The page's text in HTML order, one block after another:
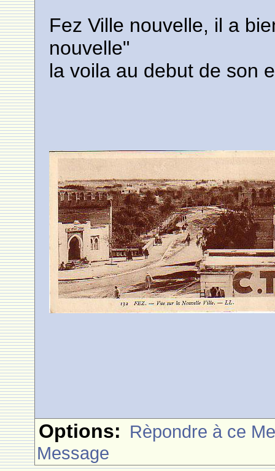
Fez Ville nouvelle, il a
nouvelle"
la voila au debut de son
Options: Rèpondre à ce
Message